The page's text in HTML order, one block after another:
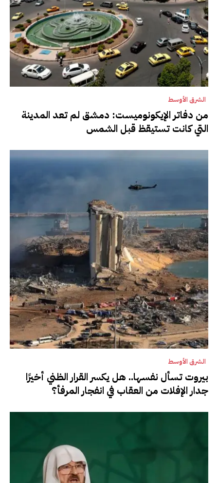
الشرق الأوسط
من دفاتر الإيكونوميست: دمشق لم تعد المدينة
التي كانت تستيقظ قبل الشمس
الشرق الأوسط
بيروت تسأل نفسها.. هل يكسر القرار الظني أخيرًا
جدار الإفلات من العقاب في انفجار المرفأ؟